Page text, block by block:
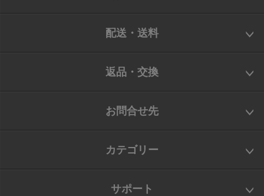
配送・送料
返品・交換
お問合せ先
カテゴリー
サポート